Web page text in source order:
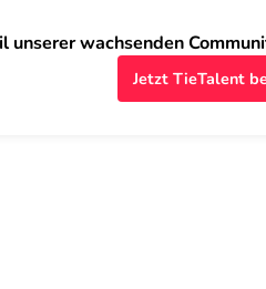
unserer wachsenden
Jetzt TieTalent